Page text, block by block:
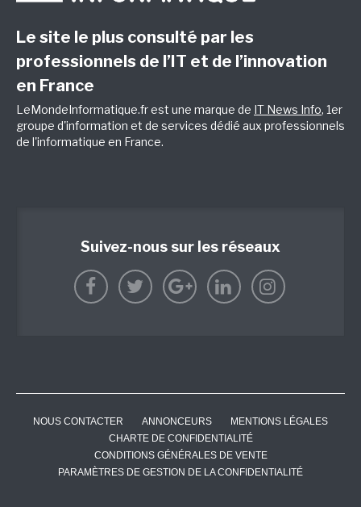
Le site le plus consulté par les
professionnels de l’IT et de l’innovation
en France
LeMondeInformatique.fr est une marque de IT News Info, 1er
groupe d'information et de services dédié aux professionnels
de l'informatique en France.
Suivez-nous sur les réseaux
NOUS CONTACTER ANNONCEURS
MENTIONS LÉGALES
CHARTE DE CONFIDENTIALITÉ
CONDITIONS GÉNÉRALES DE VENTE
PARAMÈTRES DE GESTION DE LA CONFIDENTIALITÉ